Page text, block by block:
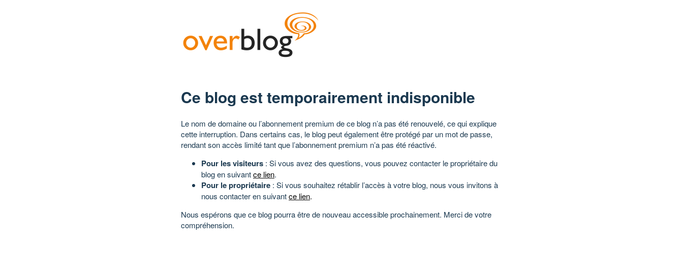
Ce blog est temporairement indisponible
Le nom de domaine ou l’abonnement premium de ce blog n’a pas été renouvelé, ce qui explique
cette interruption. Dans certains cas, le blog peut également être protégé par un mot de passe,
rendant son accès limité tant que l’abonnement premium n’a pas été réactivé.
Pour les visiteurs : Si vous avez des questions, vous pouvez contacter le propriétaire du
blog en suivantce lien.
Pour le propriétaire : Si vous souhaitez rétablir l’accès à votre blog, nous vous invitons à
nous contacter en suivantce lien.
Nous espérons que ce blog pourra être de nouveau accessible prochainement. Merci de votre
compréhension.